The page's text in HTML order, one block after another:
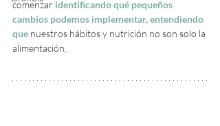
comenzar identificando qué pequeños
cambios podemos implementar, entendiendo
que nuestros hábitos y nutrición no son solo la
alimentación.